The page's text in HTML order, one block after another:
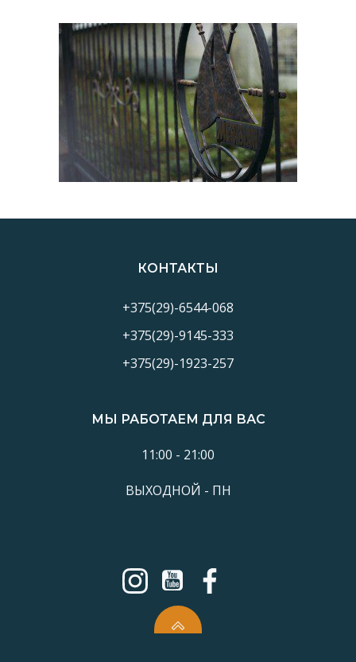
КОНТАКТЫ
+375(29)-6544-068
+375(29)-9145-333
+375(29)-1923-257
МЫ РАБОТАЕМ ДЛЯ ВАС
11:00 - 21:00
ВЫХОДНОЙ - ПН